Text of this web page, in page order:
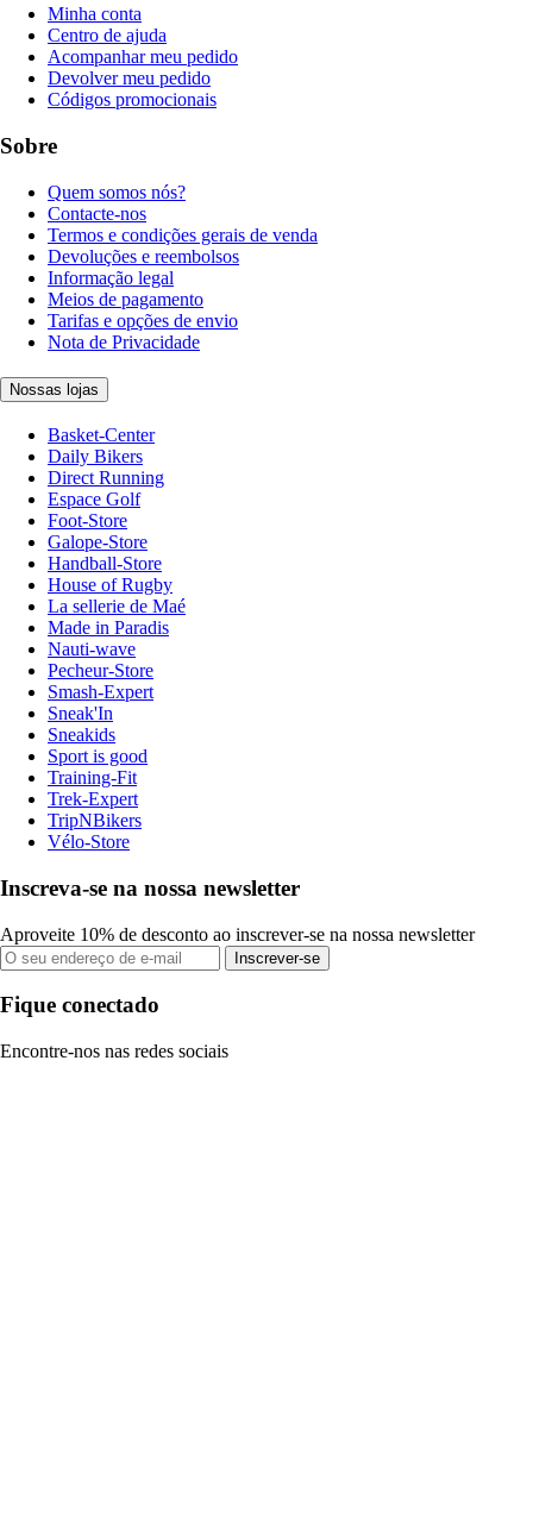
Minha conta
Centro de ajuda
Acompanhar meu pedido
Devolver meu pedido
Códigos promocionais
Sobre
Quem somos nós?
Contacte-nos
Termos e condições gerais de venda
Devoluções e reembolsos
Informação legal
Meios de pagamento
Tarifas e opções de envio
Nota de Privacidade
Nossas lojas
Basket-Center
Daily Bikers
Direct Running
Espace Golf
Foot-Store
Galope-Store
Handball-Store
House of Rugby
La sellerie de Maé
Made in Paradis
Nauti-wave
Pecheur-Store
Smash-Expert
Sneak'In
Sneakids
Sport is good
Training-Fit
Trek-Expert
TripNBikers
Vélo-Store
Inscreva-se na nossa newsletter
Aproveite 10% de desconto ao inscrever-se na nossa newsletter
Inscrever-se
Fique conectado
Encontre-nos nas redes sociais